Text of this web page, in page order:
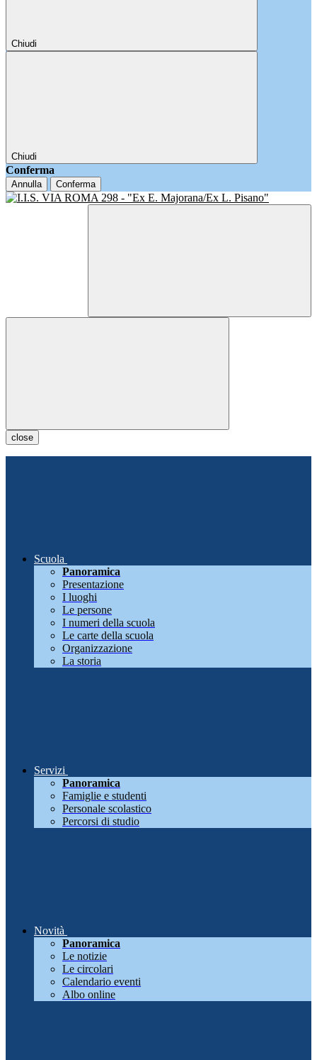
Chiudi
Chiudi
Conferma
Annulla Conferma
close
Scuola
Panoramica
Presentazione
I luoghi
Le persone
I numeri della scuola
Le carte della scuola
Organizzazione
La storia
Servizi
Panoramica
Famiglie e studenti
Personale scolastico
Percorsi di studio
Novità
Panoramica
Le notizie
Le circolari
Calendario eventi
Albo online